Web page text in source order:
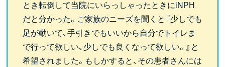
とき転倒して当院にいらっしゃったときにiNPH
だと分かった。ご家族のニーズを聞くと『少しでも
足が動いて、手引きでもいいから自分でトイレま
で行って欲しい、少しでも良くなって欲しい。』と
希望されました。もしかすると、その患者さんには